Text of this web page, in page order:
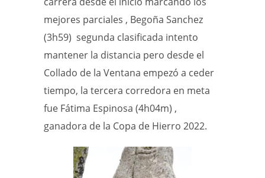
mejores parciales , Begoña Sanchez
(3h59) segunda clasificada intento
mantener la distancia pero desde el
Collado de la Ventana empezó a ceder
tiempo, la tercera corredora en meta
fue Fátima Espinosa (4h04m) ,
ganadora de la Copa de Hierro 2022.